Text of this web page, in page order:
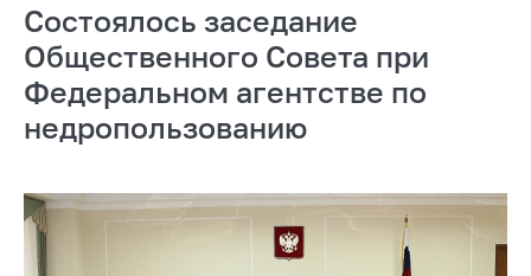
Состоялось заседание
Общественного Совета при
Федеральном агентстве по
недропользованию